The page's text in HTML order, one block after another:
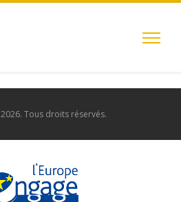
2026. Tous droits réservés.